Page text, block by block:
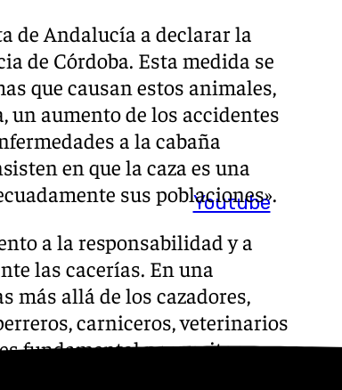
Youtube
de Andalucía a declarar la
de Córdoba. Esta medida se
que causan estos animales,
un aumento de los accidentes
a la cabaña
en que la caza es una
sus poblaciones».
a la responsabilidad y a
las cacerías. En una
más allá de los cazadores,
carniceros, veterinarios
fundamental para evitar
se desarrolle sin incidentes.